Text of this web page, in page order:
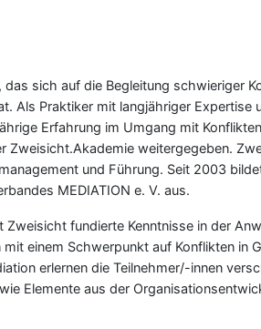
sich auf die Begleitung schwieriger
Als Praktiker mit langjähriger
Erfahrung im Umgang mit
Zweisicht.Akademie weitergegeben.
und Führung. Seit 2003
MEDIATION e. V. aus.
fundierte Kenntnisse in der
einem Schwerpunkt auf Konflikten in
erlernen die Teilnehmer/-innen
Elemente aus der